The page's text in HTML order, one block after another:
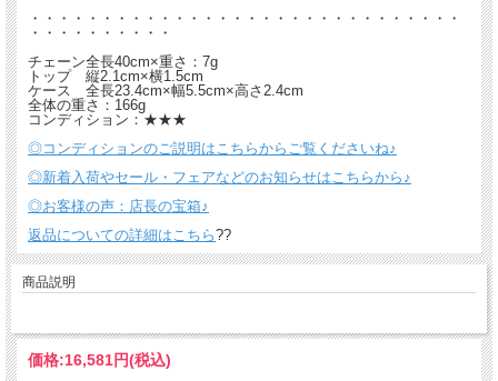
・・・・・・・・・・・・・・・・・・・・・・・・・・・・・・
・・・・・・・・・・
チェーン全長40cm×重さ：7g
トップ 縦2.1cm×横1.5cm
ケース 全長23.4cm×幅5.5cm×高さ2.4cm
全体の重さ：166g
コンディション：★★★
◎コンディションのご説明はこちらからご覧くださいね♪
◎新着入荷やセール・フェアなどのお知らせはこちらから♪
◎お客様の声：店長の宝箱♪
返品についての詳細はこちら??
商品説明
価格:16,581円(税込)